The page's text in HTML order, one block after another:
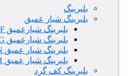
بلبرینگ
بلبرینگ شیار عمیق
بلبرینگ شیارعمیق SKF
بلبرینگ شیارعمیق FAG
بلبرینگ شیار عمیق TIMKEN
بلبرینگ شیار عمیق NACHI
بلبرینگ کف گرد